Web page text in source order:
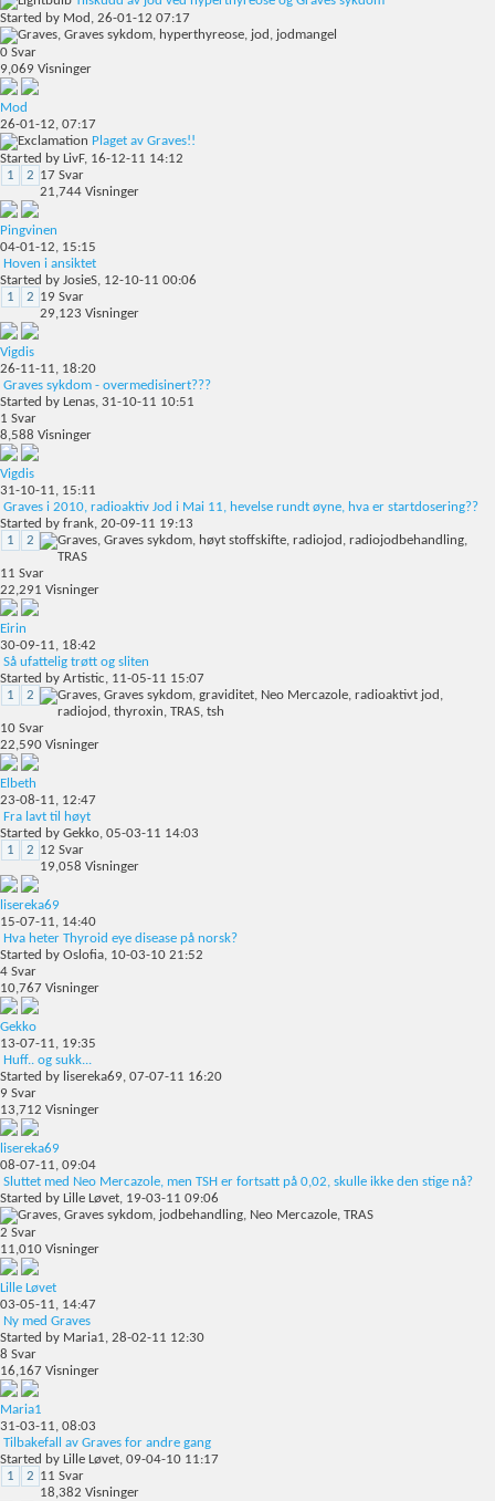
Started by Mod , 26-01-12 07:17
0 Svar
9,069 Visninger
Mod
26-01-12, 07:17
Plaget av Graves!!
Started by LivF, 16-12-11 14:12
1
2 17 Svar
21,744 Visninger
Pingvinen
04-01-12, 15:15
Hoven i ansiktet
Started by JosieS, 12-10-11 00:06
1
2 19 Svar
29,123 Visninger
Vigdis
26-11-11, 18:20
Graves sykdom - overmedisinert???
Started by Lenas, 31-10-11 10:51
1 Svar
8,588 Visninger
Vigdis
31-10-11, 15:11
Graves i 2010, radioaktiv Jod i Mai 11, hevelse rundt øyne, hva er startdosering??
Started by frank, 20-09-11 19:13
1
2
11 Svar
22,291 Visninger
Eirin
30-09-11, 18:42
Så ufattelig trøtt og sliten
Started by Artistic, 11-05-11 15:07
1
2
10 Svar
22,590 Visninger
Elbeth
23-08-11, 12:47
Fra lavt til høyt
Started by Gekko, 05-03-11 14:03
1
2 12 Svar
19,058 Visninger
lisereka69
15-07-11, 14:40
Hva heter Thyroid eye disease på norsk?
Started by Oslofia, 10-03-10 21:52
4 Svar
10,767 Visninger
Gekko
13-07-11, 19:35
Huff.. og sukk...
Started by lisereka69, 07-07-11 16:20
9 Svar
13,712 Visninger
lisereka69
08-07-11, 09:04
Sluttet med Neo Mercazole, men TSH er fortsatt på 0,02, skulle ikke den stige nå?
Started by Lille Løvet, 19-03-11 09:06
2 Svar
11,010 Visninger
Lille Løvet
03-05-11, 14:47
Ny med Graves
Started by Maria1, 28-02-11 12:30
8 Svar
16,167 Visninger
Maria1
31-03-11, 08:03
Tilbakefall av Graves for andre gang
Started by Lille Løvet, 09-04-10 11:17
1
2 11 Svar
18,382 Visninger